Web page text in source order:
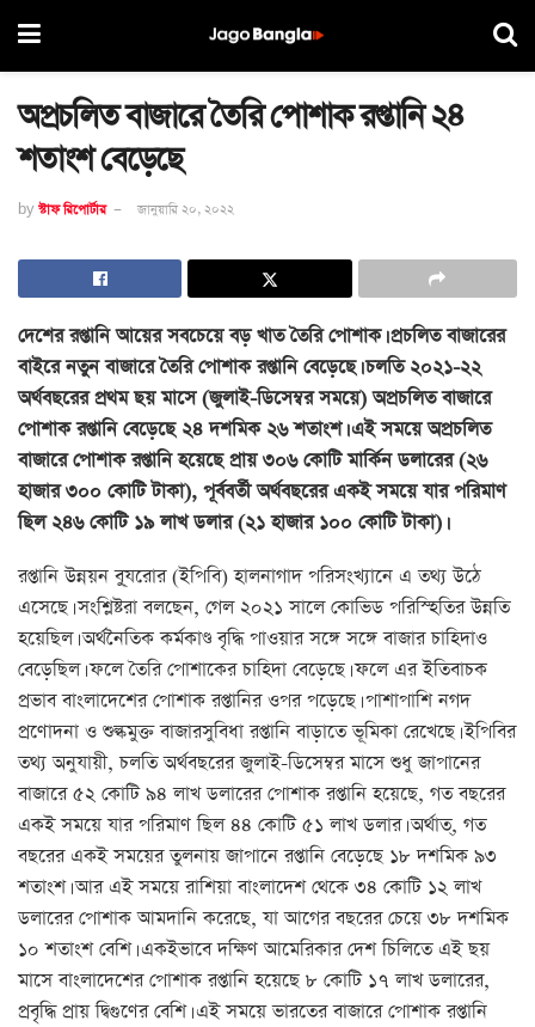
অপ্রচলিত বাজারে তৈরি পোশাক রপ্তানি ২৪
শতাংশ বেড়েছে
by স্টাফ রিপোর্টার জানুয়ারি ২০, ২০২২
দেশের রপ্তানি আয়ের সবচেয়ে বড় খাত তৈরি পোশাক। প্রচলিত বাজারের
বাইরে নতুন বাজারে তৈরি পোশাক রপ্তানি বেড়েছে। চলতি ২০২১-২২
অর্থবছরের প্রথম ছয় মাসে (জুলাই-ডিসেম্বর সময়ে) অপ্রচলিত বাজারে
পোশাক রপ্তানি বেড়েছে ২৪ দশমিক ২৬ শতাংশ। এই সময়ে অপ্রচলিত
বাজারে পোশাক রপ্তানি হয়েছে প্রায় ৩০৬ কোটি মার্কিন ডলারের (২৬
হাজার ৩০০ কোটি টাকা), পূর্ববর্তী অর্থবছরের একই সময়ে যার পরিমাণ
ছিল ২৪৬ কোটি ১৯ লাখ ডলার (২১ হাজার ১০০ কোটি টাকা)।
রপ্তানি উন্নয়ন বু্যরোর (ইপিবি) হালনাগাদ পরিসংখ্যানে এ তথ্য উঠে
এসেছে। সংশ্লিষ্টরা বলছেন, গেল ২০২১ সালে কোভিড পরিস্হিতির উন্নতি
হয়েছিল। অর্থনৈতিক কর্মকাণ্ড বৃদ্ধি পাওয়ার সঙ্গে সঙ্গে বাজার চাহিদাও
বেড়েছিল। ফলে তৈরি পোশাকের চাহিদা বেড়েছে। ফলে এর ইতিবাচক
প্রভাব বাংলাদেশের পোশাক রপ্তানির ওপর পড়েছে। পাশাপাশি নগদ
প্রণোদনা ও শুল্কমুক্ত বাজারসুবিধা রপ্তানি বাড়াতে ভূমিকা রেখেছে। ইপিবির
তথ্য অনুযায়ী, চলতি অর্থবছরের জুলাই-ডিসেম্বর মাসে শুধু জাপানের
বাজারে ৫২ কোটি ৯৪ লাখ ডলারের পোশাক রপ্তানি হয়েছে, গত বছরের
একই সময়ে যার পরিমাণ ছিল ৪৪ কোটি ৫১ লাখ ডলার। অর্থাত্, গত
বছরের একই সময়ের তুলনায় জাপানে রপ্তানি বেড়েছে ১৮ দশমিক ৯৩
শতাংশ। আর এই সময়ে রাশিয়া বাংলাদেশ থেকে ৩৪ কোটি ১২ লাখ
ডলারের পোশাক আমদানি করেছে, যা আগের বছরের চেয়ে ৩৮ দশমিক
১০ শতাংশ বেশি। একইভাবে দক্ষিণ আমেরিকার দেশ চিলিতে এই ছয়
মাসে বাংলাদেশের পোশাক রপ্তানি হয়েছে ৮ কোটি ১৭ লাখ ডলারের,
প্রবৃদ্ধি প্রায় দ্বিগুণের বেশি। এই সময়ে ভারতের বাজারে পোশাক রপ্তানি